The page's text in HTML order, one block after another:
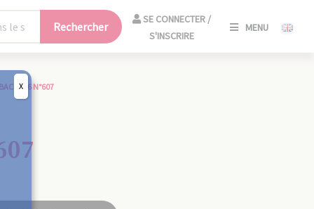
Rechercher
SE CONNECTER /
S'INSCRIRE
MENU
1956 N°607
X